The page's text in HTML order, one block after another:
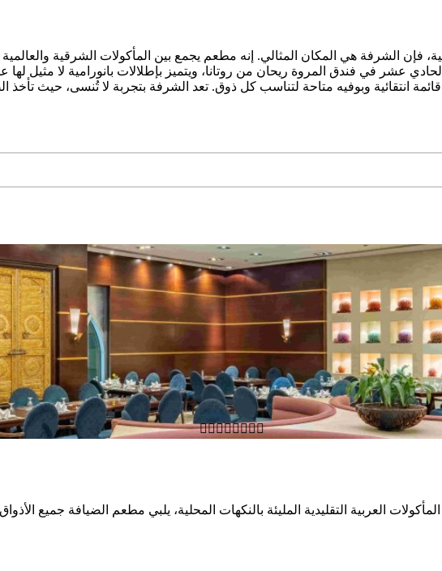
فإن الشرفة هي المكان المثالي. إنه مطعم يجمع بين المأكولات الشرقية
عشر في فندق المروة ريحان من روتانا، ويتميز بإطلالات بانورامية لا مثيل لها
انتقائية وبوفيه متاحة لتناسب كل ذوق. تعد الشرفة بتجربة لا تُنسى، حيث

العربية التقليدية المليئة بالنكهات المحلية، يلبي مطعم الضيافة جميع